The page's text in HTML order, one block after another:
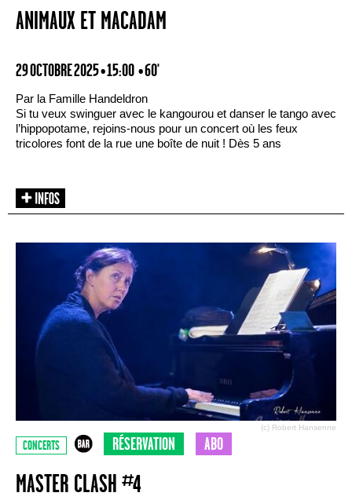
ANIMAUX ET MACADAM
29 OCTOBRE 2025 • 15:00 • 60'
Par la Famille Handeldron
Si tu veux swinguer avec le kangourou et danser le tango avec
l’hippopotame, rejoins-nous pour un concert où les feux
tricolores font de la rue une boîte de nuit ! Dès 5 ans
(c) Robert Hansenne
CONCERTS RÉSERVATION ABO
MASTER CLASH #4